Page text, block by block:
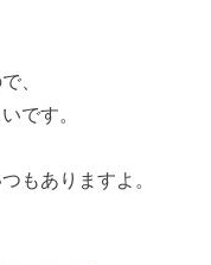
、
です。
もありますよ。